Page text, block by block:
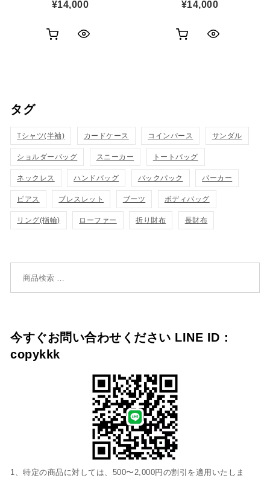
¥14,000 ¥14,000
タグ
Tシャツ(半袖) カードケース コインパース サンダル
ショルダーバッグ スニーカー トートバッグ
ネックレス ハンドバッグ バックパック パーカー
ピアス ブレスレット ブーツ ボディバッグ
リング(指輪) ローファー 折り財布 長財布
今すぐお問い合わせください LINE ID：
copykkk
1、特定の商品に対しては、500〜2,000円の割引を適用いたしま